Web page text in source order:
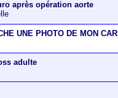
après opération aorte
UNE PHOTO DE MON
adulte